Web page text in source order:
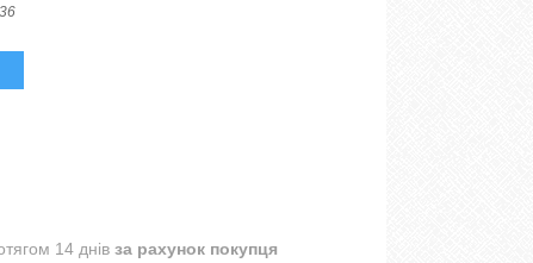
14 днів за рахунок покупця